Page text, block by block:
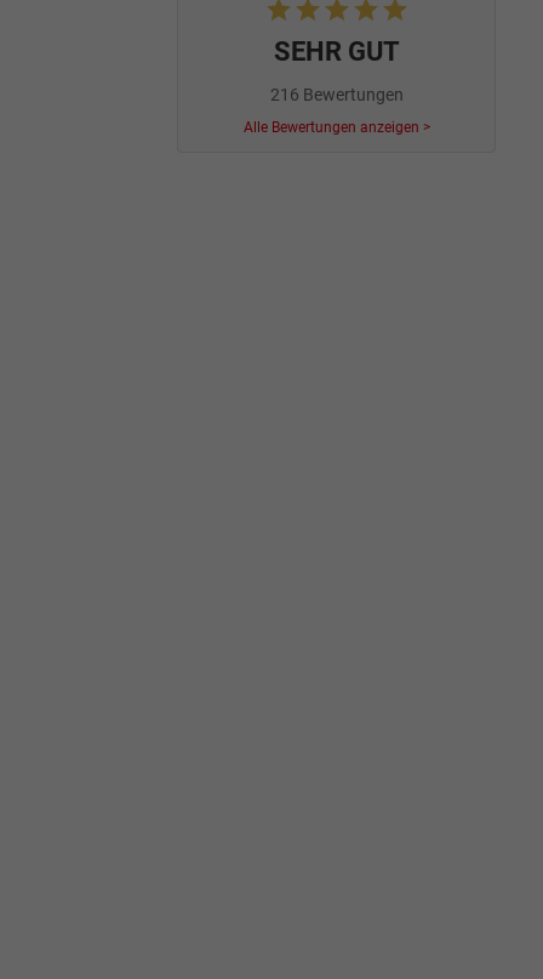
SEHR GUT
216 Bewertungen
Alle Bewertungen anzeigen >